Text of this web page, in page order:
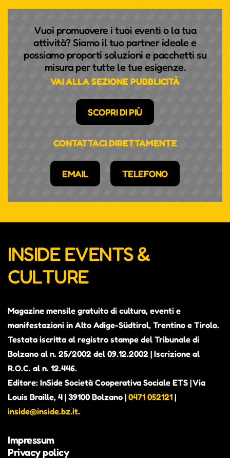
Vuoi promuovere i tuoi eventi o la tua
attività? Siamo il tuo partner ideale e
possiamo proporti soluzioni e pacchetti su
misura per tutte le tue esigenze.
VAI ALLA SEZIONE PUBBLICITÀ
SCOPRI DI PIÙ
CONTATTACI DIRETTAMENTE
EMAIL TELEFONO
INSIDE EVENTS &
CULTURE
Magazine mensile gratuito di cultura, eventi e
manifestazioni in Alto Adige-Südtirol, Trentino e Tirolo.
Testata iscritta al registro stampe del Tribunale di
Bolzano al n. 25/2002 del 09.12.2002 | Iscrizione al
R.O.C. al n. 12.446.
Editore: InSide Società Cooperativa Sociale ETS | Via
Louis Braille, 4 | 39100 Bolzano | 0471 052121 |
inside@inside.bz.it.
Impressum
Privacy policy